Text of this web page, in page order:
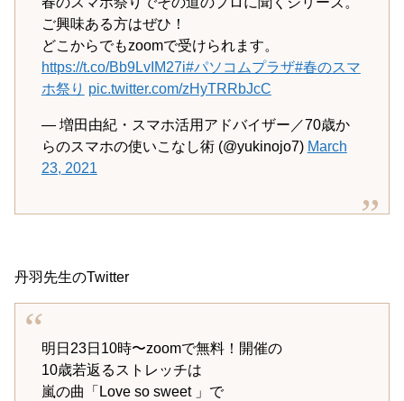
ご興味ある方はぜひ！
どこからでもzoomで受けられます。
https://t.co/Bb9LvIM27i#パソコムプラザ#春のスマ
ホ祭り pic.twitter.com/zHyTRRbJcC
— 増田由紀・スマホ活用アドバイザー／70歳か
らのスマホの使いこなし術 (@yukinojo7) March
23, 2021
丹羽先生のTwitter
明日23日10時〜zoomで無料！開催の
10歳若返るストレッチは
嵐の曲「Love so sweet 」で